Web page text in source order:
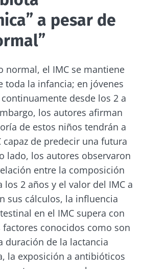
a pesar de
normal, el IMC se mantiene
toda la infancia; en jóvenes
desde los 2 a
los autores afirman
de estos niños tendrán a
capaz de predecir una futura
lado, los autores observaron
entre la composición
2 años y el valor del IMC a
sus cálculos, la influencia
en el IMC supera con
factores conocidos como son
duración de la lactancia
la exposición a antibióticos
vaya tan rápido!
de la microbiota y